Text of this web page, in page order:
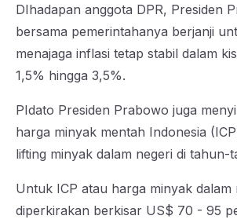
​DIhadapan anggota DPR, Presiden
bersama pemerintahanya berjanji
menajaga inflasi tetap stabil dalam
1,5% hingga 3,5%.
​PIdato Presiden Prabowo juga
harga minyak mentah Indonesia
lifting minyak dalam negeri di tahun-
Untuk ICP atau harga minyak dalam
diperkirakan berkisar US$ 70 - 95